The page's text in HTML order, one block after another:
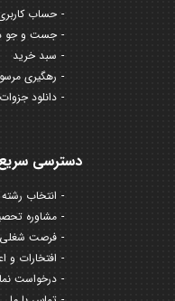
حساب
جست و جو
سبد خرید
رهگیری
دانلود
دسترسی سریع
انتخاب رشته
مشاوره
فرصت شغلی
افتخارات و
درخواست